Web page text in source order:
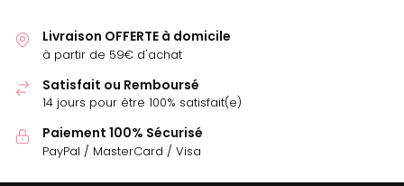
Livraison OFFERTE à domicile
à partir de 59€ d'achat
Satisfait ou Remboursé
14 jours pour être 100% satisfait(e)
Paiement 100% Sécurisé
PayPal / MasterCard / Visa